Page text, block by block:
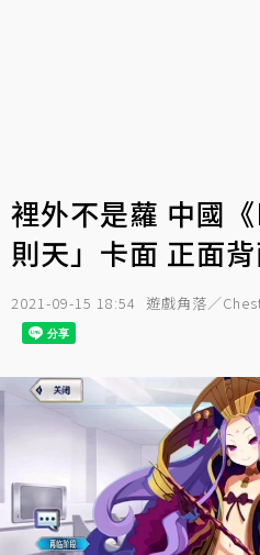
裡外不是蘿 中國
則天」卡面 正面
2021-09-15 18:54 遊戲角落／